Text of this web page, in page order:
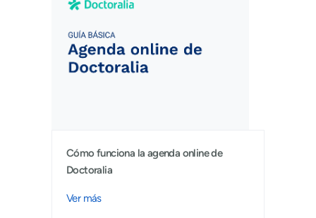
Cómo funciona la agenda online de
Doctoralia
Ver más